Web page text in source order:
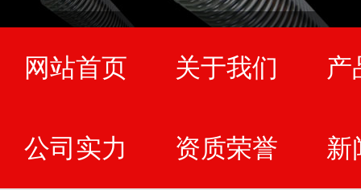
网站首页 关于我们 产
公司实力 资质荣誉 新